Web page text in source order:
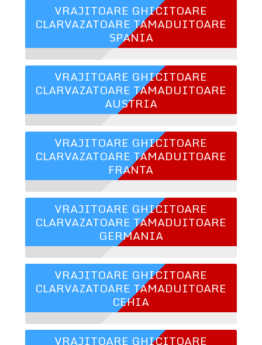
VRAJITOARE GHICITOARE
CLARVAZATOARE TAMADUITOARE
SPANIA
VRAJITOARE GHICITOARE
CLARVAZATOARE TAMADUITOARE
AUSTRIA
VRAJITOARE GHICITOARE
CLARVAZATOARE TAMADUITOARE
FRANTA
VRAJITOARE GHICITOARE
CLARVAZATOARE TAMADUITOARE
GERMANIA
VRAJITOARE GHICITOARE
CLARVAZATOARE TAMADUITOARE
CEHIA
VRAJITOARE GHICITOARE